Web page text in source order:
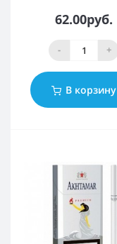
62.00руб.
- +
В корзину